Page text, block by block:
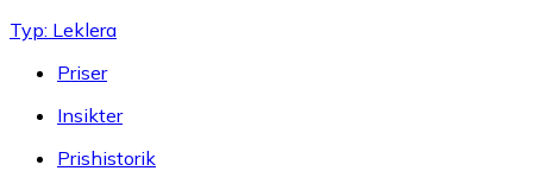
Typ: Leklera
Priser
Insikter
Prishistorik